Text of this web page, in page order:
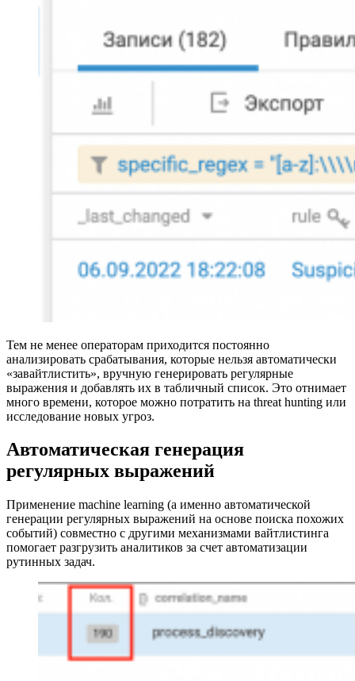
Тем не менее операторам приходится постоянно
анализировать срабатывания, которые нельзя автоматически
«завайтлистить», вручную генерировать регулярные
выражения и добавлять их в табличный список. Это отнимает
много времени, которое можно потратить на threat hunting или
исследование новых угроз.
Автоматическая генерация
регулярных выражений
Применение machine learning (а именно автоматической
генерации регулярных выражений на основе поиска похожих
событий) совместно с другими механизмами вайтлистинга
помогает разгрузить аналитиков за счет автоматизации
рутинных задач.